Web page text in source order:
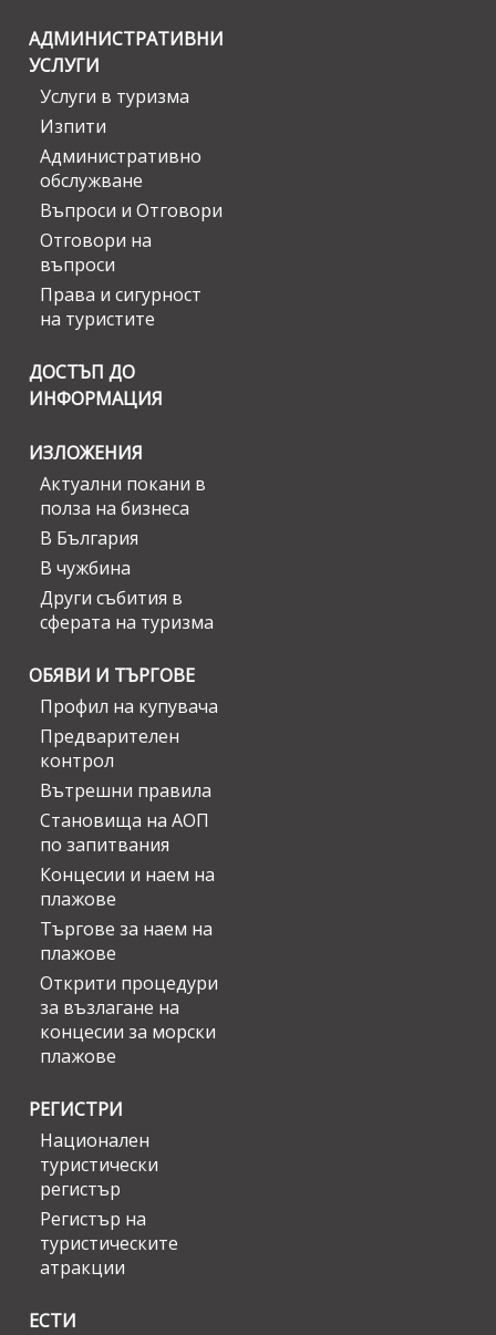
АДМИНИСТРАТИВНИ
УСЛУГИ
Услуги в туризма
Изпити
Административно
обслужване
Въпроси и Отговори
Отговори на
въпроси
Права и сигурност
на туристите
ДОСТЪП ДО
ИНФОРМАЦИЯ
ИЗЛОЖЕНИЯ
Актуални покани в
полза на бизнеса
В България
В чужбина
Други събития в
сферата на туризма
ОБЯВИ И ТЪРГОВЕ
Профил на купувача
Предварителен
контрол
Вътрешни правила
Становища на АОП
по запитвания
Концесии и наем на
плажове
Търгове за наем на
плажове
Открити процедури
за възлагане на
концесии за морски
плажове
РЕГИСТРИ
Национален
туристически
регистър
Регистър на
туристическите
атракции
ЕСТИ